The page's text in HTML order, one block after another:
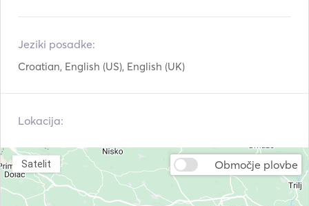
Jeziki posadke:
Croatian, English (US), English (UK)
Lokacija:
Območje plovbe
Satelit